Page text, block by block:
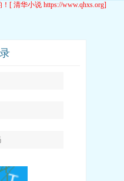
[ 清华小说 https://www.qhxs.org]